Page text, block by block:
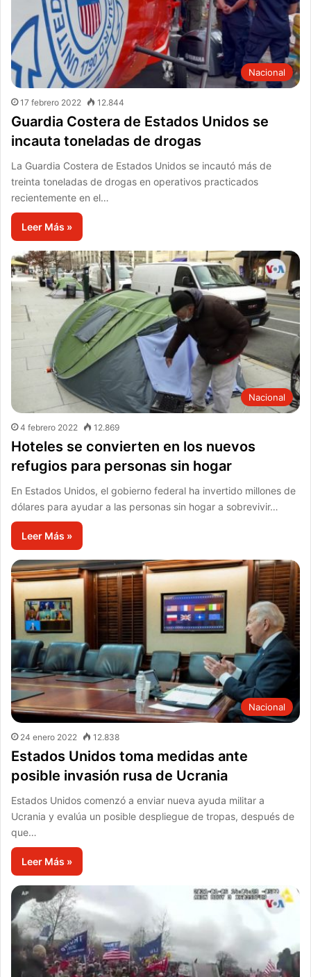
Nacional
17 febrero 2022 12.844
Guardia Costera de Estados Unidos se
incauta toneladas de drogas
La Guardia Costera de Estados Unidos se incautó más de
treinta toneladas de drogas en operativos practicados
recientemente en el…
Leer Más »
Nacional
4 febrero 2022 12.869
Hoteles se convierten en los nuevos
refugios para personas sin hogar
En Estados Unidos, el gobierno federal ha invertido millones de
dólares para ayudar a las personas sin hogar a sobrevivir…
Leer Más »
Nacional
24 enero 2022 12.838
Estados Unidos toma medidas ante
posible invasión rusa de Ucrania
Estados Unidos comenzó a enviar nueva ayuda militar a
Ucrania y evalúa un posible despliegue de tropas, después de
que…
Leer Más »